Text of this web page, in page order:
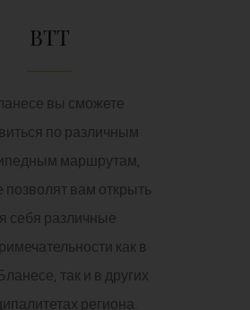
BTT
вы сможете
по различным
маршрутам,
позволят вам открыть
себя различные
как в
так и в других
региона.